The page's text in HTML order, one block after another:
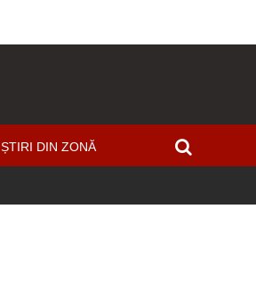
ȘTIRI DIN ZONĂ